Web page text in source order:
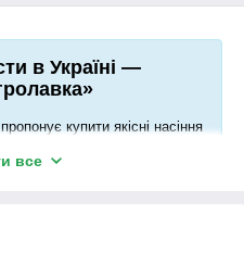
в Україні —
купити якісні насіння
сфері. Справжність якості
все